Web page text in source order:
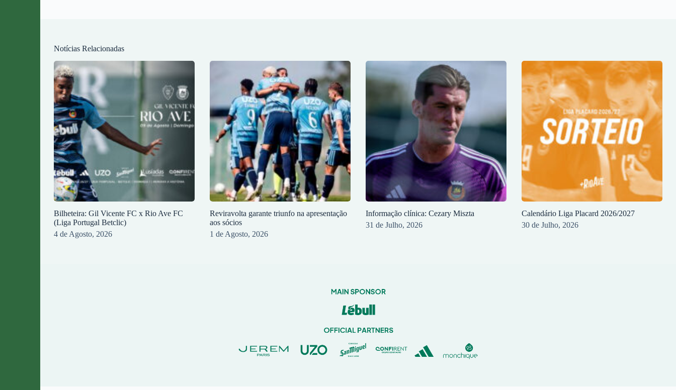
Notícias Relacionadas
Bilheteira: Gil Vicente FC x Rio Ave FC
(Liga Portugal Betclic)
4 de Agosto, 2026
Reviravolta garante triunfo na apresentação
aos sócios
1 de Agosto, 2026
Informação clínica: Cezary Miszta
31 de Julho, 2026
Calendário Liga Placard 2026/2027
30 de Julho, 2026